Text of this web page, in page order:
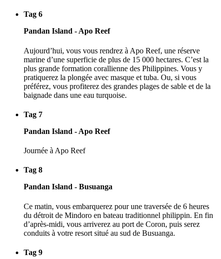
Tag 6
Pandan Island - Apo Reef
Aujourd’hui, vous vous rendrez à Apo Reef, une réserve
marine d’une superficie de plus de 15 000 hectares. C’est la
plus grande formation corallienne des Philippines. Vous y
pratiquerez la plongée avec masque et tuba. Ou, si vous
préférez, vous profiterez des grandes plages de sable et de la
baignade dans une eau turquoise.
Tag 7
Pandan Island - Apo Reef
Journée à Apo Reef
Tag 8
Pandan Island - Busuanga
Ce matin, vous embarquerez pour une traversée de 6 heures
du détroit de Mindoro en bateau traditionnel philippin. En fin
d’après-midi, vous arriverez au port de Coron, puis serez
conduits à votre resort situé au sud de Busuanga.
Tag 9